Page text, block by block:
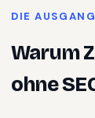
DIE
Warum
ohne